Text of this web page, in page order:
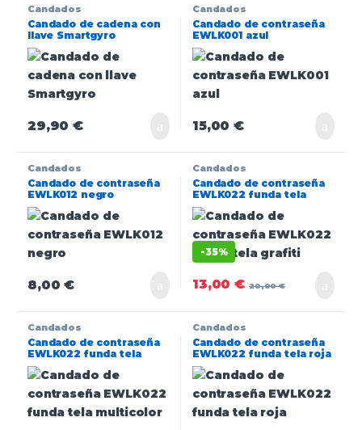
Candados
Candado de cadena con
llave Smartgyro
29,90€
Candados
Candado de contraseña
EWLK001 azul
15,00€
Candados
Candado de contraseña
EWLK012 negro
8,00€
Candados
Candado de contraseña
EWLK022 funda tela
grafiti
-35%
13,00€ 20,00€
Candados
Candado de contraseña
EWLK022 funda tela
multicolor
Candados
Candado de contraseña
EWLK022 funda tela roja